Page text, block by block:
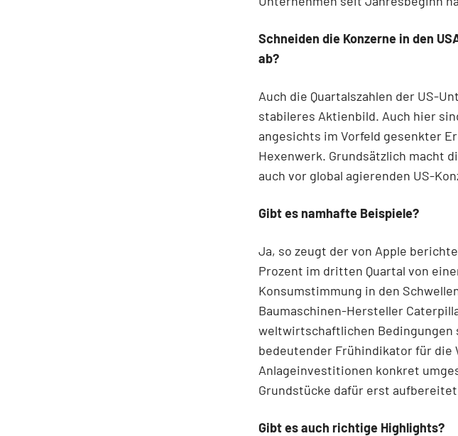
Schneiden die Konzerne in den
ab?
Auch die Quartalszahlen der US-
stabileres Aktienbild. Auch hier
angesichts im Vorfeld gesenkter
Hexenwerk. Grundsätzlich macht
auch vor global agierenden US-
Gibt es namhafte Beispiele?
Ja, so zeugt der von Apple
Prozent im dritten Quartal von
Konsumstimmung in den
Baumaschinen-Hersteller
weltwirtschaftlichen Bedingungen
bedeutender Frühindikator für die
Anlageinvestitionen konkret
Grundstücke dafür erst
Gibt es auch richtige Highlights?